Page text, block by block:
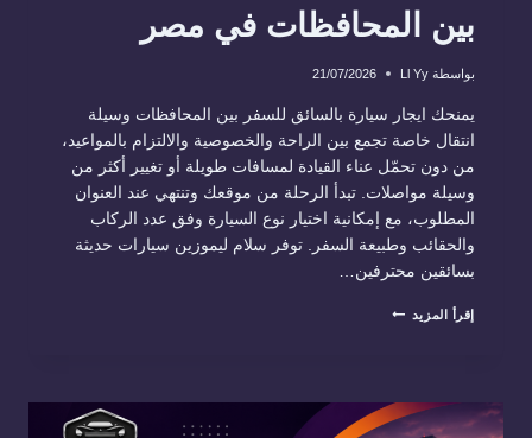
بين المحافظات في مصر
بواسطة Ll Yy
21/07/2026
يمنحك ايجار سيارة بالسائق للسفر بين المحافظات وسيلة
انتقال خاصة تجمع بين الراحة والخصوصية والالتزام بالمواعيد،
من دون تحمّل عناء القيادة لمسافات طويلة أو تغيير أكثر من
وسيلة مواصلات. تبدأ الرحلة من موقعك وتنتهي عند العنوان
المطلوب، مع إمكانية اختيار نوع السيارة وفق عدد الركاب
والحقائب وطبيعة السفر. توفر سلام ليموزين سيارات حديثة
بسائقين محترفين…
إقرأ المزيد ايجار
المحافظات
في